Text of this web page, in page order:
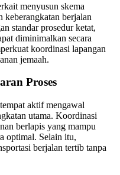
menyusun skema
keberangkatan berjalan
standar prosedur ketat,
diminimalkan secara
koordinasi lapangan
jemaah.
Proses
aktif mengawal
utama. Koordinasi
berlapis yang mampu
optimal. Selain itu,
berjalan tertib tanpa